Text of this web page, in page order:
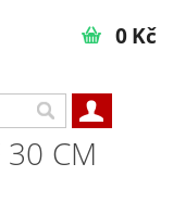
0 Kč
30 CM